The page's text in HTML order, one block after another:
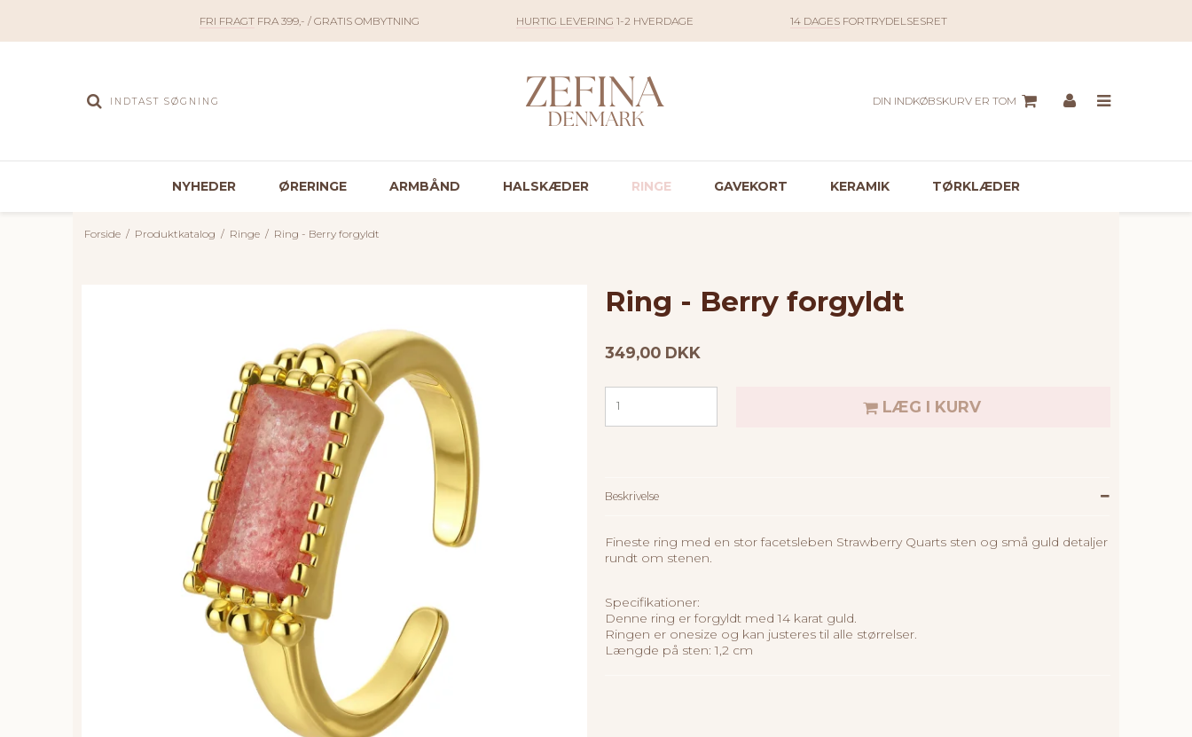
FRI FRAGTFRA 399,- / GRATIS OMBYTNING HURTIG LEVERING 1-2 HVERDAGE 14 DAGESFORTRYDELSESRET
DIN INDKØBSKURV ER TOM
NYHEDER ØRERINGE ARMBÅND HALSKÆDER RINGE GAVEKORT KERAMIK TØRKLÆDER
Forside / Produktkatalog / Ringe / Ring - Berry forgyldt
Ring - Berry forgyldt
349,00 DKK
LÆG I KURV
Beskrivelse
Fineste ring med en stor facetsleben Strawberry Quarts sten og små guld detaljer
rundt om stenen.
Specifikationer:
Denne ring er forgyldt med 14 karat guld.
Ringen er onesize og kan justeres til alle størrelser.
Længde på sten: 1,2 cm